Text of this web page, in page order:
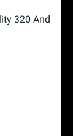
320 And